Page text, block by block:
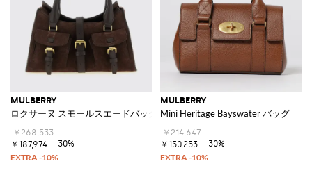
MULBERRY
ロクサーヌ スモールスエードバッグ
￥268,533
￥187,974
-30%
MULBERRY
Mini Heritage Bayswater バッグ
￥214,647
￥150,253
-30%